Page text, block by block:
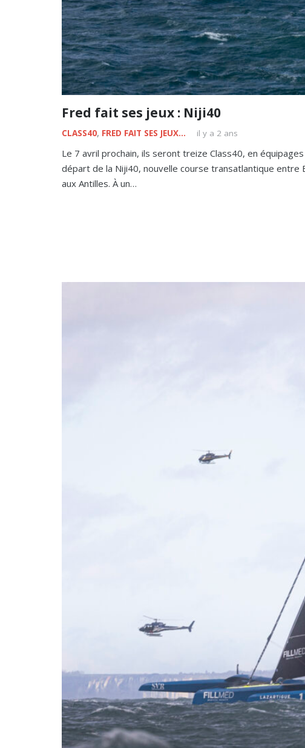
Fred fait ses jeux : Niji40
CLASS40, FRED FAIT SES JEUX... il y a 2 ans
Le 7 avril prochain, ils seront treize Class40, en
départ de la Niji40, nouvelle course transatlantique entre
aux Antilles. À un…